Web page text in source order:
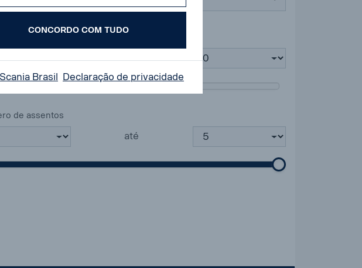
até
de assentos
até
CONCORDO COM TUDO
Brasil Declaração de privacidade